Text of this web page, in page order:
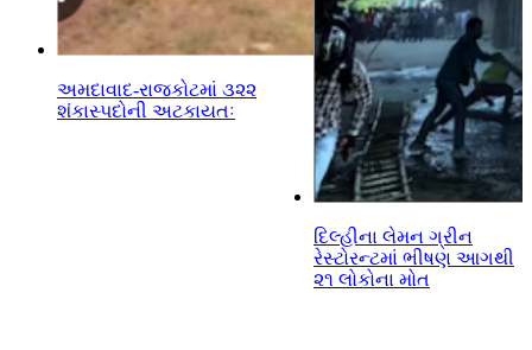
અમદાવાદ-રાજકોટમાં ૩૨૨
શંકાસ્પદોની અટકાયતઃ
દિલ્હીના લેમન ગ્રીન
રેસ્ટોરન્ટમાં ભીષણ આગથી
૨૧ લોકોના મોત